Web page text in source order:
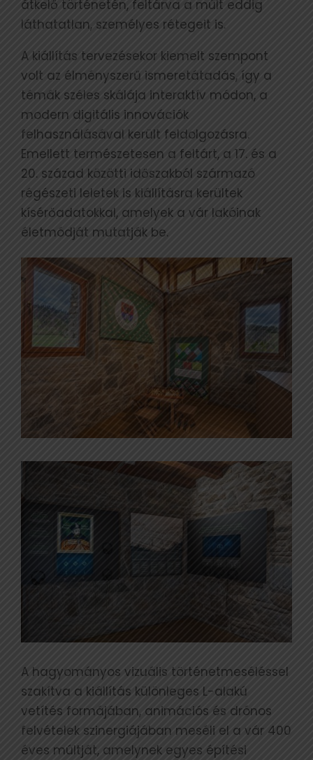
átkelő történetén, feltárva a múlt eddig
láthatatlan, személyes rétegeit is.
A kiállítás tervezésekor kiemelt szempont
volt az élményszerű ismeretátadás, így a
témák széles skálája interaktív módon, a
modern digitális innovációk
felhasználásával került feldolgozásra.
Emellett természetesen a feltárt, a 17. és a
20. század közötti időszakból származó
régészeti leletek is kiállításra kerültek
kísérőadatokkal, amelyek a vár lakóinak
életmódját mutatják be.
A hagyományos vizuális történetmeséléssel
szakítva a kiállítás különleges L-alakú
vetítés formájában, animációs és drónos
felvételek szinergiájában meséli el a vár 400
éves múltját, amelynek egyes építési